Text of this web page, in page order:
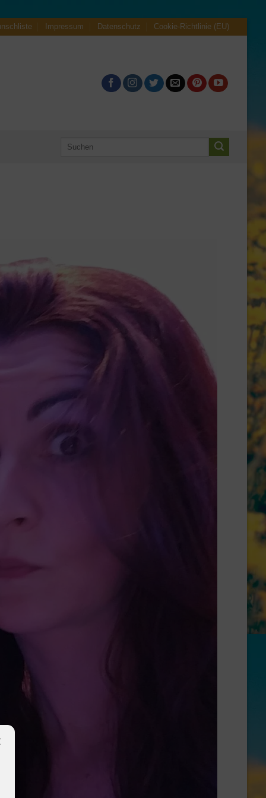
Impressum Datenschutz Cookie-Richtlinie (EU)
Suche